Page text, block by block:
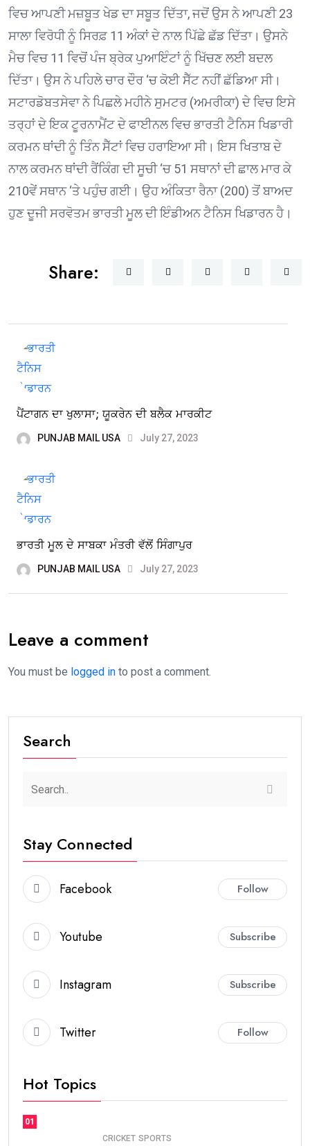
ਵਿਚ ਆਪਣੀ ਮਜ਼ਬੂਤ ਖੇਡ ਦਾ ਸਬੂਤ ਦਿੱਤਾ, ਜਦੋਂ ਉਸ ਨੇ ਆਪਣੀ 23
ਸਾਲਾ ਵਿਰੋਧੀ ਨੂੰ ਸਿਰਫ਼ 11 ਅੰਕਾਂ ਦੇ ਨਾਲ ਪਿੱਛੇ ਛੱਡ ਦਿੱਤਾ। ਉਸਨੇ
ਮੈਚ ਵਿਚ 11 ਵਿਚੋਂ ਪੰਜ ਬ੍ਰੇਕ ਪੁਆਇੰਟਾਂ ਨੂੰ ਖਿੱਚਣ ਲਈ ਬਦਲ
ਦਿੱਤਾ। ਉਸ ਨੇ ਪਹਿਲੇ ਚਾਰ ਦੌਰ ‘ਚ ਕੋਈ ਸੈੱਟ ਨਹੀਂ ਛੱਡਿਆ ਸੀ।
ਸਟਾਰਡੋਬਤਸੇਵਾ ਨੇ ਪਿਛਲੇ ਮਹੀਨੇ ਸੁਮਟਰ (ਅਮਰੀਕਾ) ਦੇ ਵਿਚ ਇਸੇ
ਤਰ੍ਹਾਂ ਦੇ ਇਕ ਟੂਰਨਾਮੈਂਟ ਦੇ ਫਾਈਨਲ ਵਿਚ ਭਾਰਤੀ ਟੈਨਿਸ ਖਿਡਾਰੀ
ਕਰਮਨ ਥਾਂਦੀ ਨੂੰ ਤਿੰਨ ਸੈੱਟਾਂ ਵਿਚ ਹਰਾਇਆ ਸੀ। ਇਸ ਖਿਤਾਬ ਦੇ
ਨਾਲ ਕਰਮਨ ਥਾਂਦੀ ਰੈਂਕਿੰਗ ਦੀ ਸੂਚੀ ‘ਚ 51 ਸਥਾਨਾਂ ਦੀ ਛਾਲ ਮਾਰ ਕੇ
210ਵੇਂ ਸਥਾਨ ‘ਤੇ ਪਹੁੰਚ ਗਈ। ਉਹ ਅੰਕਿਤਾ ਰੈਨਾ (200) ਤੋਂ ਬਾਅਦ
ਹੁਣ ਦੂਜੀ ਸਰਵੋਤਮ ਭਾਰਤੀ ਮੂਲ ਦੀ ਇੰਡੀਅਨ ਟੈਨਿਸ ਖਿਡਾਰਨ ਹੈ।
Share:
ਪੈਂਟਾਗਨ ਦਾ ਖੁਲਾਸਾ; ਯੂਕਰੇਨ ਦੀ ਬਲੈਕ ਮਾਰਕੀਟ
PUNJAB MAIL USA July 27, 2023
ਭਾਰਤੀ ਮੂਲ ਦੇ ਸਾਬਕਾ ਮੰਤਰੀ ਵੱਲੋਂ ਸਿੰਗਾਪੁਰ
PUNJAB MAIL USA July 27, 2023
Leave a comment
You must be logged in to post a comment.
Search
Stay Connected
Facebook Follow
Youtube Subscribe
Instagram Subscribe
Twitter Follow
Hot Topics
01
CRICKET SPORTS